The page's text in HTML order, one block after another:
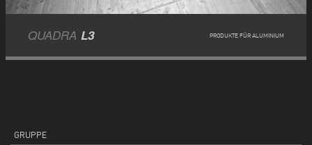
QUADRA L3 PRODUKTE FÜR ALUMINIUM
GRUPPE